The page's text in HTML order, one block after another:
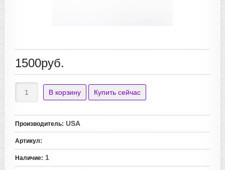
1500руб.
Производитель: USA
Артикул:
Наличие: 1